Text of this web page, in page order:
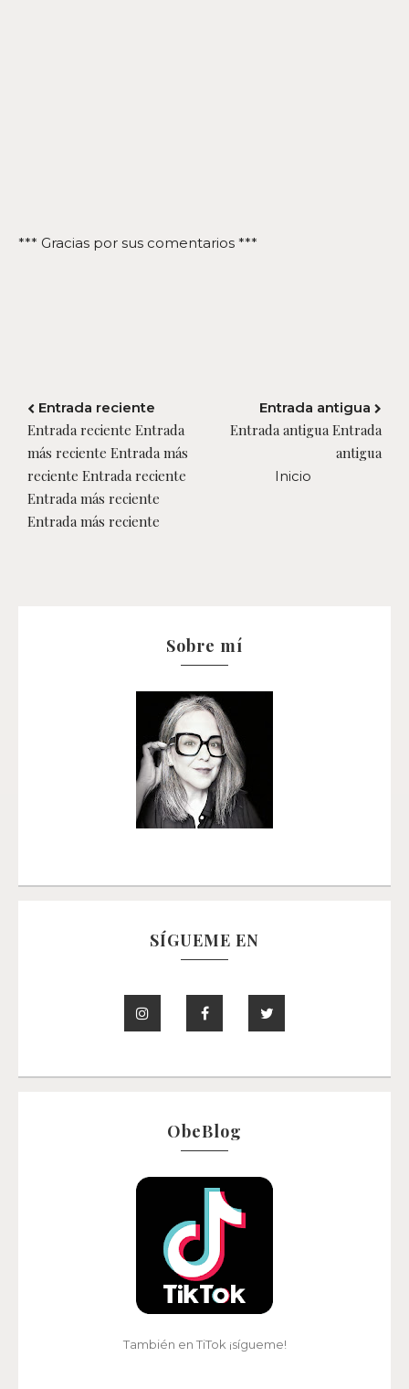
*** Gracias por sus comentarios ***
Entrada reciente
Entrada reciente Entrada
más reciente Entrada más
reciente Entrada reciente
Entrada más reciente
Entrada más reciente
Entrada antigua
Entrada antigua Entrada
antigua
Inicio
Sobre mí
SÍGUEME EN
ObeBlog
También en TiTok ¡sígueme!